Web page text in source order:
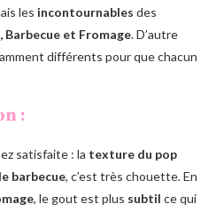
les incontournables des
Barbecue et Fromage. D’autre
différents pour que chacun
:
satisfaite : la texture du pop
barbecue, c’est très chouette. En
, le gout est plus subtil ce qui